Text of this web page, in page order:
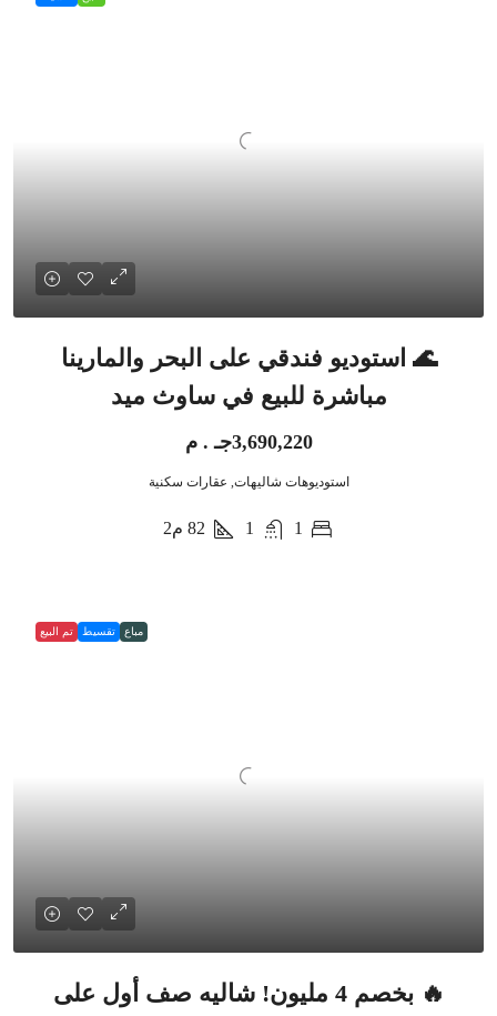
🌊 استوديو فندقي على البحر والمارينا
مباشرة للبيع في ساوث ميد
3,690,220جـ . م
استوديوهات شاليهات, عقارات سكنية
1
1
82 م2
مباع تقسيط تم البيع
🔥 بخصم 4 مليون! شاليه صف أول على